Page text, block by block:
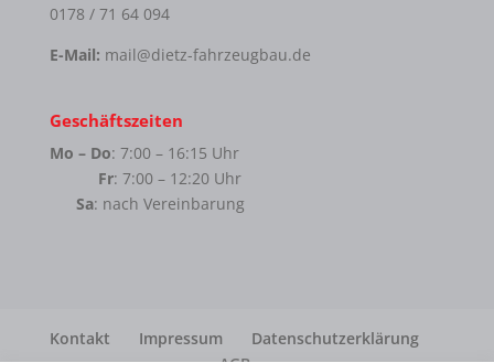
0178 / 71 64 094
E-Mail: mail@dietz-fahrzeugbau.de
Geschäftszeiten
Mo – Do: 7:00 – 16:15 Uhr
Fr: 7:00 – 12:20 Uhr
Sa: nach Vereinbarung
Kontakt Impressum
Datenschutzerklärung